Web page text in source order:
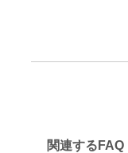
関連するFAQ